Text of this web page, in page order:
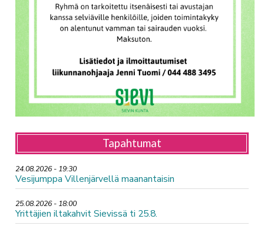
Tapahtumat
24.08.2026 - 19:30
Vesijumppa Villenjärvellä maanantaisin
25.08.2026 - 18:00
Yrittäjien iltakahvit Sievissä ti 25.8.